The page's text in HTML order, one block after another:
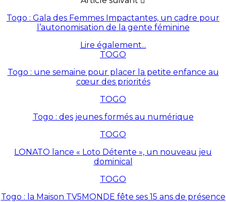
Togo : Gala des Femmes Impactantes, un cadre pour
l’autonomisation de la gente féminine
Lire également...
TOGO
Togo : une semaine pour placer la petite enfance au
cœur des priorités
TOGO
Togo : des jeunes formés au numérique
TOGO
LONATO lance « Loto Détente », un nouveau jeu
dominical
TOGO
Togo : la Maison TV5MONDE fête ses 15 ans de présence